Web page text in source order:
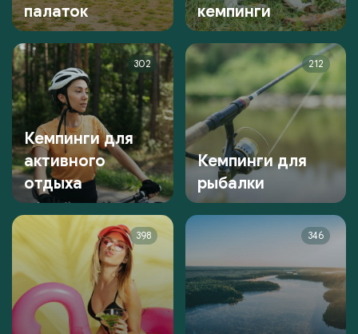
палаток
кемпинги
302
Кемпинги для
активного
отдыха
212
Кемпинги для
рыбалки
398 346